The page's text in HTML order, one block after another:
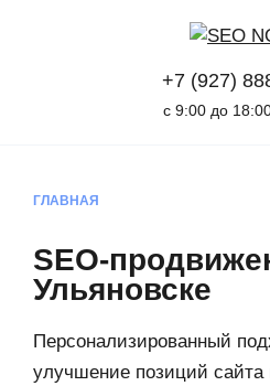
+7 (927)
с 9:00 до
ГЛАВНАЯ
SEO-
Ульяновске
Персонализированный
улучшение позиций сайта